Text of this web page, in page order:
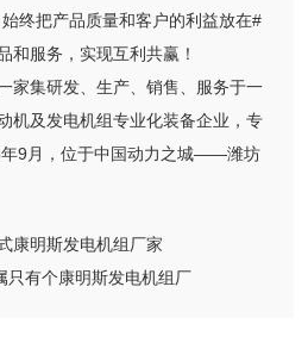
终把产品质量和客户的利益放在#
和服务，实现互利共赢！
家集研发、生产、销售、服务于一
机及发电机组专业化装备企业，专
9月，位于中国动力之城——潍坊
康明斯发电机组厂家
只有个康明斯发电机组厂